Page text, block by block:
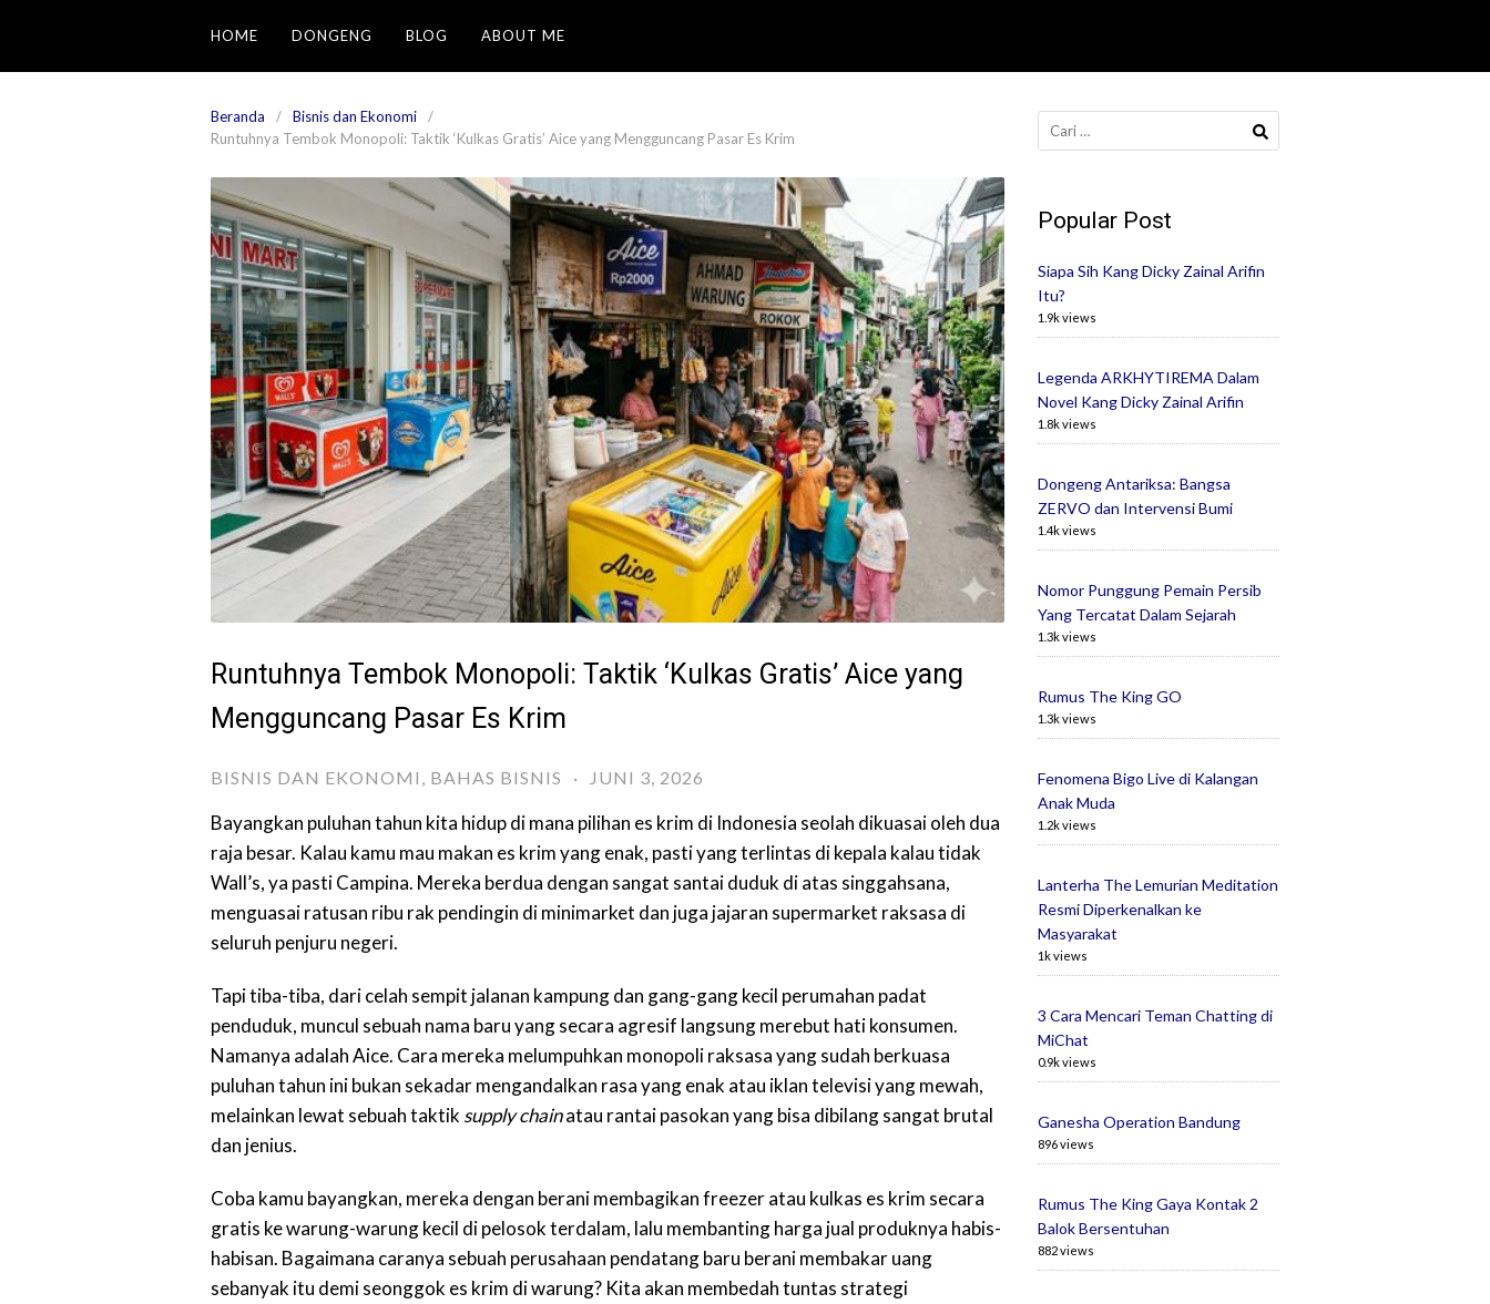
konten
HOME DONGENG BLOG ABOUT ME
Beranda
Bisnis dan Ekonomi
Runtuhnya Tembok Monopoli: Taktik ‘Kulkas Gratis’ Aice yang Mengguncang Pasar Es Krim
Runtuhnya Tembok Monopoli: Taktik ‘Kulkas Gratis’ Aice yang
Mengguncang Pasar Es Krim
BISNIS DAN EKONOMI BAHAS BISNIS · JUNI 3, 2026
Bayangkan puluhan tahun kita hidup di mana pilihan es krim di Indonesia seolah dikuasai oleh dua
raja besar. Kalau kamu mau makan es krim yang enak, pasti yang terlintas di kepala kalau tidak
Wall’s, ya pasti Campina. Mereka berdua dengan sangat santai duduk di atas singgahsana,
menguasai ratusan ribu rak pendingin di minimarket dan juga jajaran supermarket raksasa di
seluruh penjuru negeri.
Tapi tiba-tiba, dari celah sempit jalanan kampung dan gang-gang kecil perumahan padat
penduduk, muncul sebuah nama baru yang secara agresif langsung merebut hati konsumen.
Namanya adalah Aice. Cara mereka melumpuhkan monopoli raksasa yang sudah berkuasa
puluhan tahun ini bukan sekadar mengandalkan rasa yang enak atau iklan televisi yang mewah,
melainkan lewat sebuah taktik supply chainatau rantai pasokan yang bisa dibilang sangat brutal
dan jenius.
Coba kamu bayangkan, mereka dengan berani membagikan freezer atau kulkas es krim secara
gratis ke warung-warung kecil di pelosok terdalam, lalu membanting harga jual produknya habis-
habisan. Bagaimana caranya sebuah perusahaan pendatang baru berani membakar uang
sebanyak itu demi seonggok es krim di warung? Kita akan membedah tuntas strategi
Cari
untuk:
Popular Post
Siapa Sih Kang Dicky Zainal Arifin
Itu?
1.9k views
Legenda ARKHYTIREMA Dalam
Novel Kang Dicky Zainal Arifin
1.8k views
Dongeng Antariksa: Bangsa
ZERVO dan Intervensi Bumi
1.4k views
Nomor Punggung Pemain Persib
Yang Tercatat Dalam Sejarah
1.3k views
Rumus The King GO
1.3k views
Fenomena Bigo Live di Kalangan
Anak Muda
1.2k views
Lanterha The Lemurian Meditation
Resmi Diperkenalkan ke
Masyarakat
1k views
3 Cara Mencari Teman Chatting di
MiChat
0.9k views
Ganesha Operation Bandung
896 views
Rumus The King Gaya Kontak 2
Balok Bersentuhan
882 views